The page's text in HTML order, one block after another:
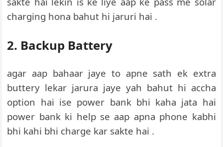
charging hona bahut hi jaruri hai .
2. Backup Battery
agar aap bahaar jaye to apne sath ek extra
buttery lekar jarura jaye yah bahut hi accha
option hai ise power bank bhi kaha jata hai
power bank ki help se aap apna phone kabhi
bhi kahi bhi charge kar sakte hai .